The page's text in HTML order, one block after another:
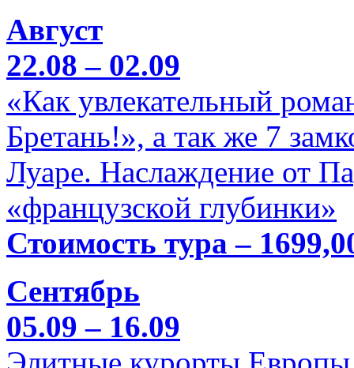
Август
22.08 – 02.09
«Как увлекательный
Бретань!», а так же 7
Луаре. Наслаждение от
«французской глубинки»
Стоимость тура –
Сентябрь
05.09 – 16.09